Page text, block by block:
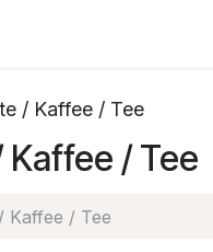
/ Kaffee / Tee
/ Tee